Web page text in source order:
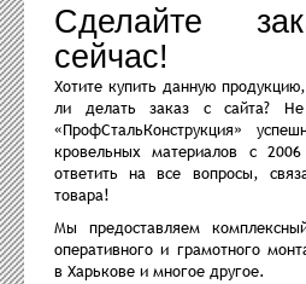
Сделайте
сейчас!
Хотите купить данную
ли делать заказ с сайта?
«ПрофСтальКонструкция»
кровельных материалов с
ответить на все вопросы,
товара!
Мы предоставляем
оперативного и грамотного
в Харькове и многое другое.